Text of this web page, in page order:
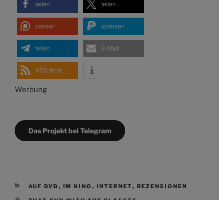
teilen teilen
patreon spenden
teilen E-Mail
RSS-feed
Werbung
Das Projekt bei Telegram
KATEGORIEN
AUF DVD , IM KINO , INTERNET, REZENSIONEN